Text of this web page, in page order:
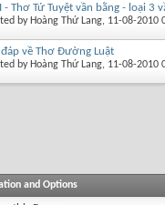
- Thơ Tứ Tuyệt vần bằng - loại 3
by Hoàng Thứ Lang, 11-08-2010
đáp về Thơ Đường Luật
by Hoàng Thứ Lang, 11-08-2010
and Options